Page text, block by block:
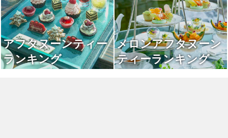
アフタヌーンティー
ランキング
メロンアフタヌーン
ティーランキング